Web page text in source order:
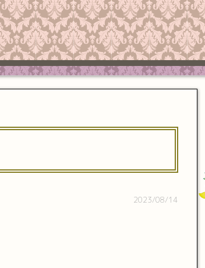
2023/08/14